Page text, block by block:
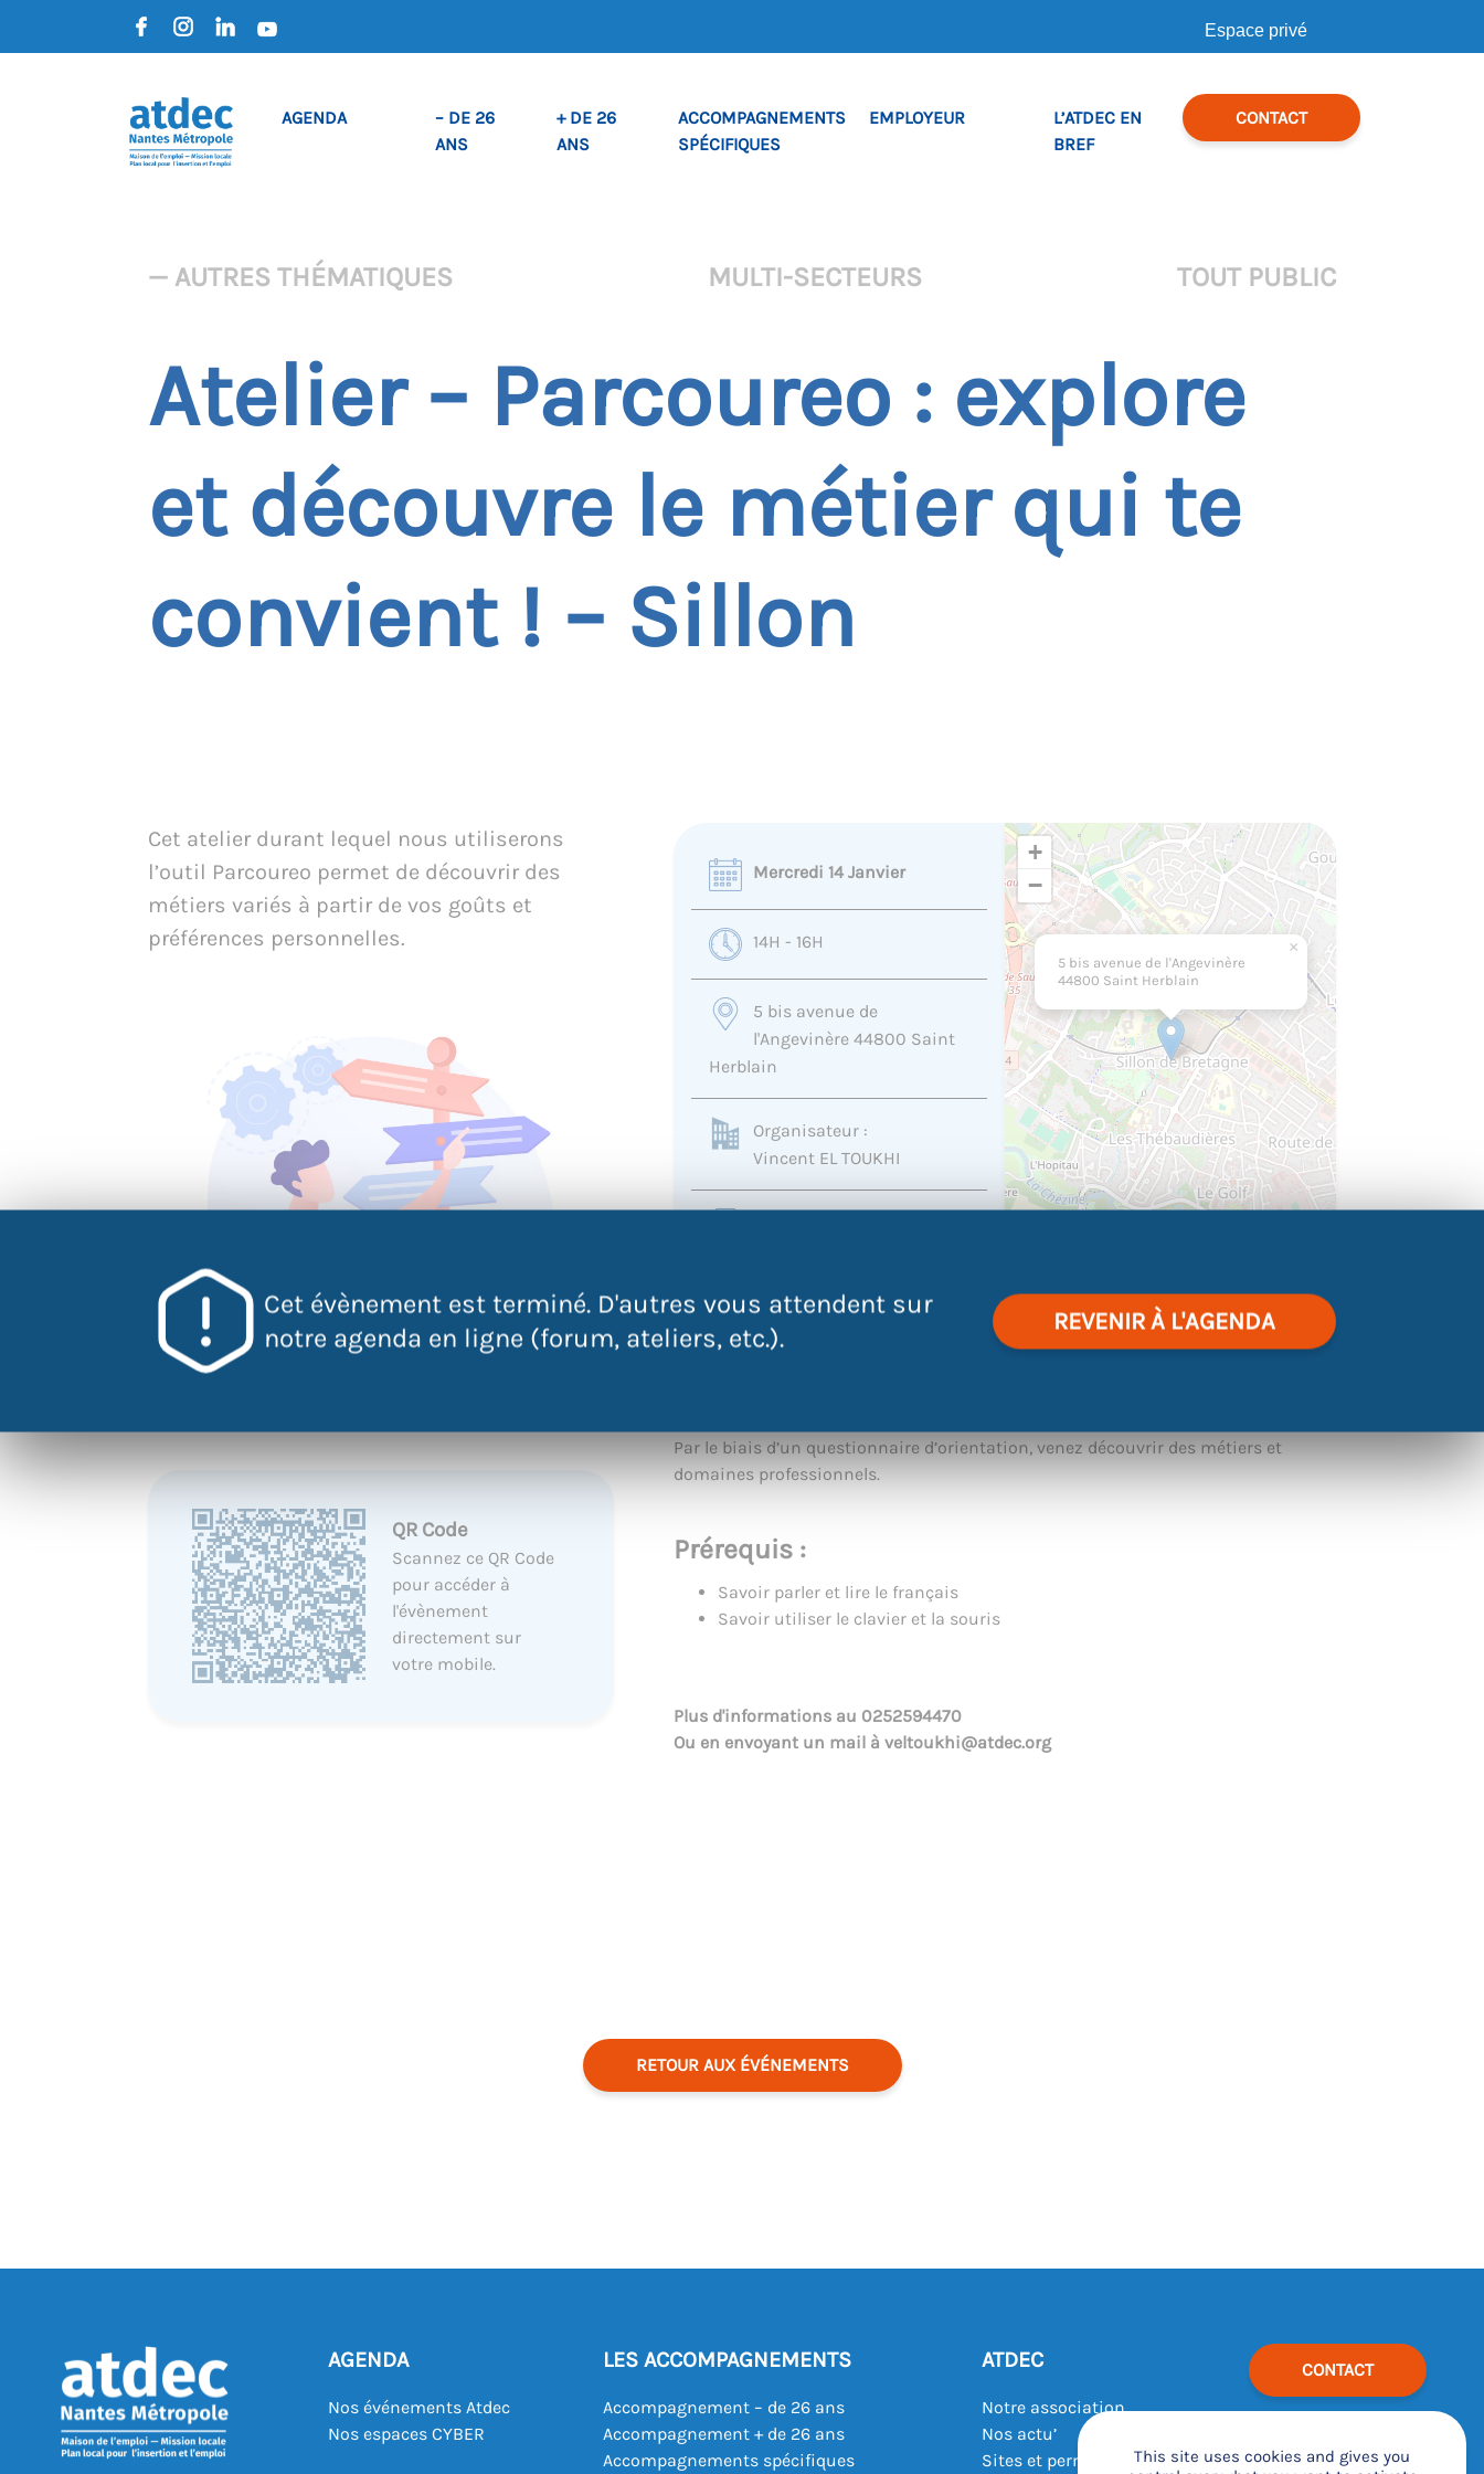
Espace privé
AGENDA
– DE 26
ANS
+ DE 26
ANS
ACCOMPAGNEMENTS
SPÉCIFIQUES
EMPLOYEUR
L’ATDEC EN
BREF
CONTACT
Cet évènement est terminé. D'autres vous attendent sur
notre agenda en ligne (forum, ateliers, etc.).
REVENIR À L'AGENDA
— AUTRES THÉMATIQUES MULTI-SECTEURS TOUT PUBLIC
Atelier – Parcoureo : explore
et découvre le métier qui te
convient ! – Sillon
Cet atelier durant lequel nous utiliserons
l’outil Parcoureo permet de découvrir des
métiers variés à partir de vos goûts et
préférences personnelles.
QR Code
Scannez ce QR Code
pour accéder à
l'évènement
directement sur
votre mobile.
Mercredi 14 Janvier
14H - 16H
5 bis avenue de
l'Angevinère 44800 Saint
Herblain
Organisateur :
Vincent EL TOUKHI
5 bis avenue de l'Angevinère
44800 Saint Herblain
×
+
−
Leaflet OpenStreetMap
Par le biais d’un questionnaire d’orientation, venez découvrir des métiers et
domaines professionnels.
Prérequis :
Savoir parler et lire le français
Savoir utiliser le clavier et la souris
Plus d'informations au 0252594470
Ou en envoyant un mail à veltoukhi@atdec.org
RETOUR AUX ÉVÉNEMENTS
AGENDA
Nos événements Atdec
Nos espaces CYBER
LES ACCOMPAGNEMENTS
Accompagnement – de 26 ans
Accompagnement + de 26 ans
Accompagnements spécifiques
ATDEC
Notre association
Nos actu’
Sites et permanences
CONTACT
This site uses cookies and gives you